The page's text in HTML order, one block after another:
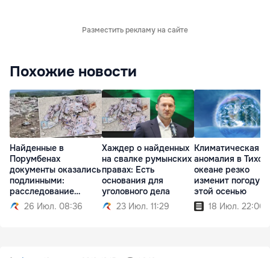
Разместить рекламу на сайте
Похожие новости
Найденные в
Порумбенах
документы оказались
подлинными:
расследование
продолжается
26 Июл. 08:36
Хаждер о найденных
на свалке румынских
правах: Есть
основания для
уголовного дела
23 Июл. 11:29
Климатическая
аномалия в Тихом
океане резко
изменит погоду
этой осенью
18 Июл. 22:00